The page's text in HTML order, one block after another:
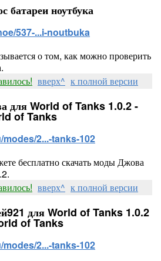
батареи ноутбука
537-...i-noutbuka
о том, как можно проверить
вверх^ к полной версии
для World of Tanks 1.0.2 -
of Tanks
2...-tanks-102
бесплатно скачать моды Джова
вверх^ к полной версии
для World of Tanks 1.0.2
of Tanks
2...-tanks-102